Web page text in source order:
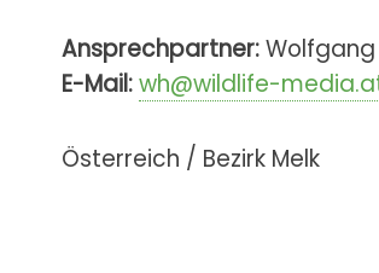
Ansprechpartner:Wolfgang
E-Mail:wh@wildlife-
Österreich / Bezirk Melk